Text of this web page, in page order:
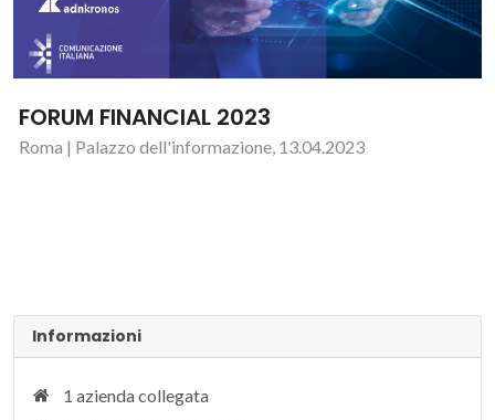
FORUM FINANCIAL 2023
Roma | Palazzo dell'informazione, 13.04.2023
Informazioni
1 azienda collegata